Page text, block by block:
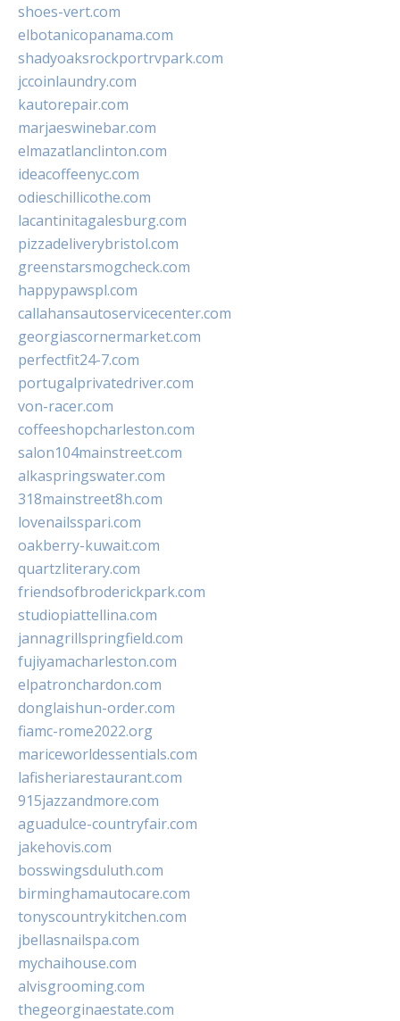
shoes-vert.com
elbotanicopanama.com
shadyoaksrockportrvpark.com
jccoinlaundry.com
kautorepair.com
marjaeswinebar.com
elmazatlanclinton.com
ideacoffeenyc.com
odieschillicothe.com
lacantinitagalesburg.com
pizzadeliverybristol.com
greenstarsmogcheck.com
happypawspl.com
callahansautoservicecenter.com
georgiascornermarket.com
perfectfit24-7.com
portugalprivatedriver.com
von-racer.com
coffeeshopcharleston.com
salon104mainstreet.com
alkaspringswater.com
318mainstreet8h.com
lovenailsspari.com
oakberry-kuwait.com
quartzliterary.com
friendsofbroderickpark.com
studiopiattellina.com
jannagrillspringfield.com
fujiyamacharleston.com
elpatronchardon.com
donglaishun-order.com
fiamc-rome2022.org
mariceworldessentials.com
lafisheriarestaurant.com
915jazzandmore.com
aguadulce-countryfair.com
jakehovis.com
bosswingsduluth.com
birminghamautocare.com
tonyscountrykitchen.com
jbellasnailspa.com
mychaihouse.com
alvisgrooming.com
thegeorginaestate.com